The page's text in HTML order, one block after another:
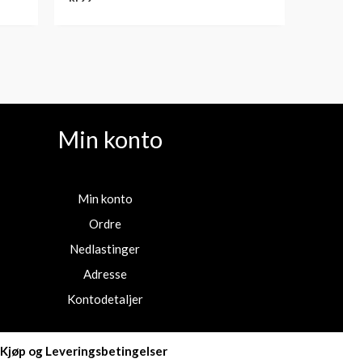
Min konto
Min konto
Ordre
Nedlastinger
Adresse
Kontodetaljer
Kjøp og Leveringsbetingelser